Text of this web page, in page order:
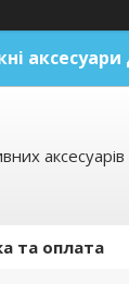
аксесуари
аксесуарів
та оплата